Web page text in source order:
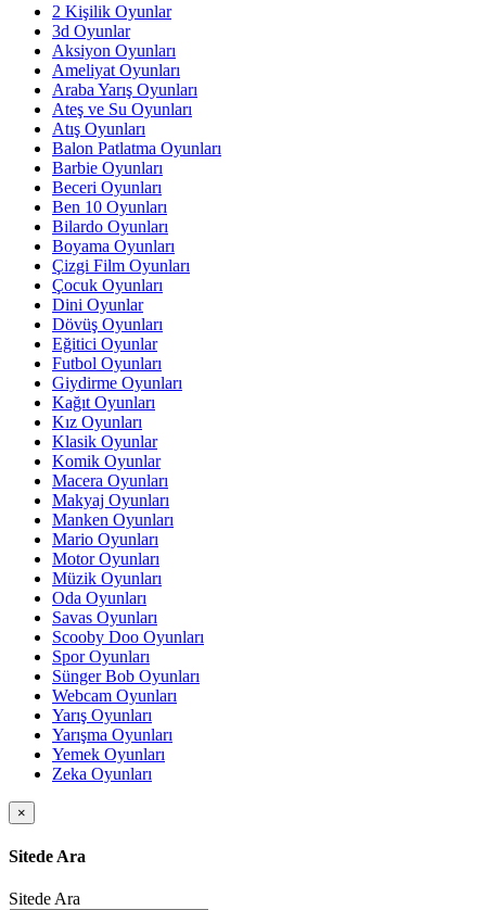
2 Kişilik Oyunlar
3d Oyunlar
Aksiyon Oyunları
Ameliyat Oyunları
Araba Yarış Oyunları
Ateş ve Su Oyunları
Atış Oyunları
Balon Patlatma Oyunları
Barbie Oyunları
Beceri Oyunları
Ben 10 Oyunları
Bilardo Oyunları
Boyama Oyunları
Çizgi Film Oyunları
Çocuk Oyunları
Dini Oyunlar
Dövüş Oyunları
Eğitici Oyunlar
Futbol Oyunları
Giydirme Oyunları
Kağıt Oyunları
Kız Oyunları
Klasik Oyunlar
Komik Oyunlar
Macera Oyunları
Makyaj Oyunları
Manken Oyunları
Mario Oyunları
Motor Oyunları
Müzik Oyunları
Oda Oyunları
Savas Oyunları
Scooby Doo Oyunları
Spor Oyunları
Sünger Bob Oyunları
Webcam Oyunları
Yarış Oyunları
Yarışma Oyunları
Yemek Oyunları
Zeka Oyunları
×
Sitede Ara
Sitede Ara